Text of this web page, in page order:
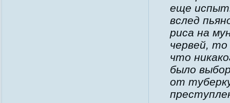
еще
вслед
риса на
червей, то
что
было
от